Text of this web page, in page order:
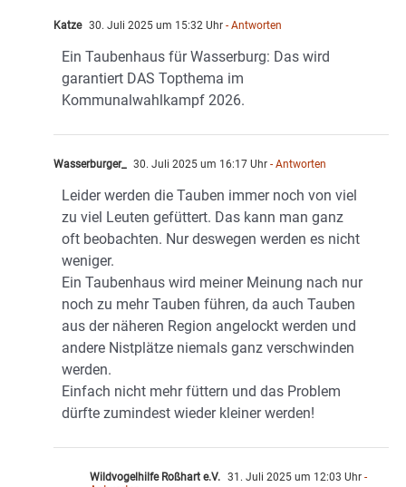
Katze 30. Juli 2025 um 15:32 Uhr - Antworten
Ein Taubenhaus für Wasserburg: Das wird
garantiert DAS Topthema im
Kommunalwahlkampf 2026.
Wasserburger_ 30. Juli 2025 um 16:17 Uhr - Antworten
Leider werden die Tauben immer noch von viel
zu viel Leuten gefüttert. Das kann man ganz
oft beobachten. Nur deswegen werden es nicht
weniger.
Ein Taubenhaus wird meiner Meinung nach nur
noch zu mehr Tauben führen, da auch Tauben
aus der näheren Region angelockt werden und
andere Nistplätze niemals ganz verschwinden
werden.
Einfach nicht mehr füttern und das Problem
dürfte zumindest wieder kleiner werden!
Wildvogelhilfe Roßhart e.V. 31. Juli 2025 um 12:03 Uhr -